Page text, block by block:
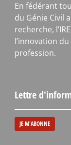
En fédérant
du Génie Civil
recherche,
l’innovation
profession.
Lettre
JE M'ABONNE